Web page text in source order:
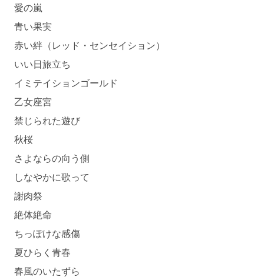
愛の嵐
青い果実
赤い絆（レッド・センセイション）
いい日旅立ち
イミテイションゴールド
乙女座宮
禁じられた遊び
秋桜
さよならの向う側
しなやかに歌って
謝肉祭
絶体絶命
ちっぽけな感傷
夏ひらく青春
春風のいたずら